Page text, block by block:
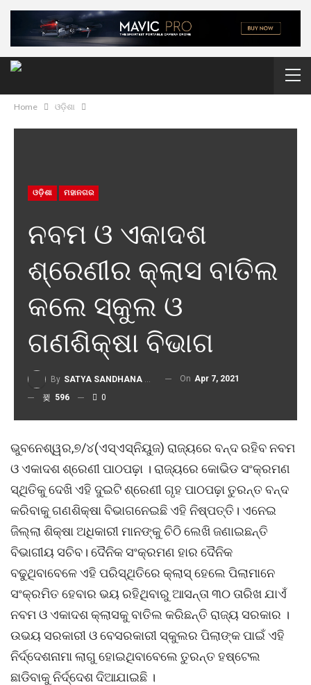
Home ଓଡ଼ିଶା
ଓଡ଼ିଶା ମହାନଗର
ନବମ ଓ ଏକାଦଶ
ଶ୍ରେଣୀର କ୍ଲାସ ବାତିଲ
କଲେ ସ୍କୁଲ ଓ
ଗଣଶିକ୍ଷା ବିଭାଗ
By SATYA SANDHANA DESK On Apr 7, 2021
596
0
ଭୁବନେଶ୍ୱର,୭/୪(ଏସ୍‌ଏସ୍‌ନିୟୁଜ) ରାଜ୍ୟରେ ବନ୍ଦ ରହିବ ନବମ
ଓ ଏକାଦଶ ଶ୍ରେଣୀ ପାଠପଢ଼ା । ରାଜ୍ୟରେ କୋଭିଡ ସଂକ୍ରମଣ
ସ୍ଥିତିକୁ ଦେଖି ଏହି ଦୁଇଟି ଶ୍ରେଣୀ ଗୃହ ପାଠପଢ଼ା ତୁରନ୍ତ ବନ୍ଦ
କରିବାକୁ ଗଣଶିକ୍ଷା ବିଭାଗନେଇଛି ଏହି ନିଷ୍ପତ୍ତି। ଏନେଇ
ଜିଲ୍ଲା ଶିକ୍ଷା ଅଧିକାରୀ ମାନଙ୍କୁ ଚିଠି ଲେଖି ଜଣାଇଛନ୍ତି
ବିଭାଗୀୟ ସଚିବ। ଦୈନିକ ସଂକ୍ରମଣ ହାର ଦୈନିକ
ବଢୁଥିବାବେଳେ ଏହି ପରିସ୍ଥିତିରେ କ୍ଲାସ୍ ହେଲେ ପିଲାମାନେ
ସଂକ୍ରମିତ ହେବାର ଭୟ ରହିଥିବାରୁ ଆସନ୍ତା ୩୦ ତାରିଖ ଯାଏଁ
ନବମ ଓ ଏକାଦଶ କ୍ଲାସକୁ ବାତିଲ କରିଛନ୍ତି ରାଜ୍ୟ ସରକାର ।
ଉଭୟ ସରକାରୀ ଓ ବେସରକାରୀ ସ୍କୁଲର ପିଲାଙ୍କ ପାଇଁ ଏହି
ନିର୍ଦ୍ଦେଶନାମା ଲାଗୁ ହୋଇଥିବାବେଲେ ତୁରନ୍ତ ହଷ୍ଟେଲ
ଛାଡିବାକୁ ନିର୍ଦ୍ଦେଶ ଦିଆଯାଇଛି ।